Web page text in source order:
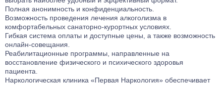
Полная анонимность и конфиденциальность.
Возможность проведения лечения алкоголизма в
комфортабельных санаторно-курортных условиях.
Гибкая система оплаты и доступные цены, а также возможность
онлайн-совещания.
Реабилитационные программы, направленные на
восстановление физического и психического здоровья
пациента.
Наркологическая клиника «Первая Наркология» обеспечивает